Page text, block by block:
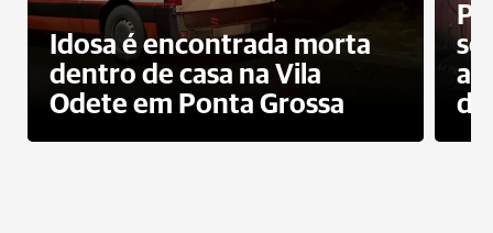
Idosa é encontrada morta
dentro de casa na Vila
Odete em Ponta Grossa
do